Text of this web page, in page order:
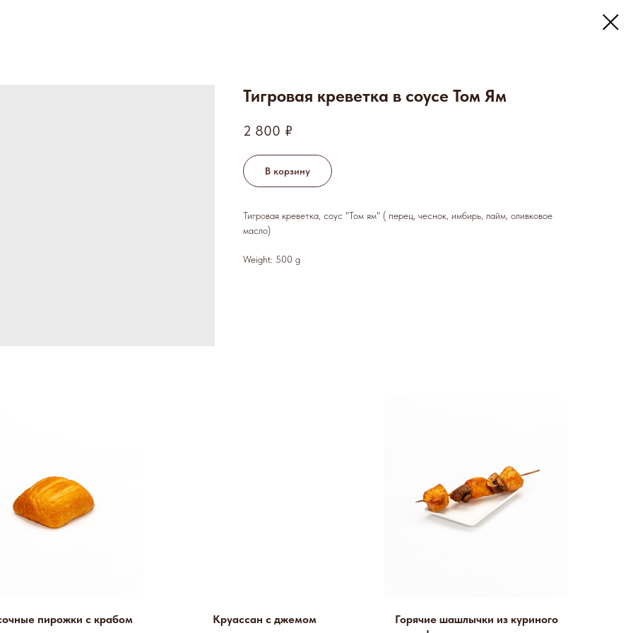
Тигровая креветка в соусе Том Ям
2 800 ₽
В корзину
Тигровая креветка, соус "Том ям" ( перец, чеснок, имбирь, лайм, оливковое
масло)
Weight: 500 g
пирожки с крабом Круассан с джемом
Горячие шашлычки из куриного